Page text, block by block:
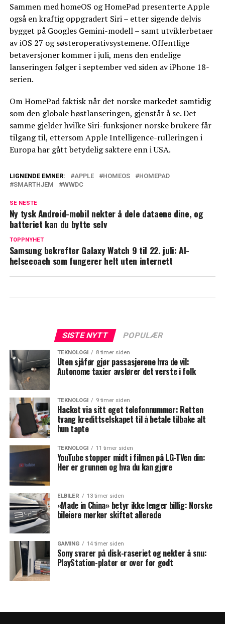
Sammen med homeOS og HomePad presenterte Apple
også en kraftig oppgradert Siri – etter sigende delvis
bygget på Googles Gemini-modell – samt utviklerbetaer
av iOS 27 og søsteroperativsystemene. Offentlige
betaversjoner kommer i juli, mens den endelige
lanseringen følger i september ved siden av iPhone 18-
serien.
Om HomePad faktisk når det norske markedet samtidig
som den globale høstlanseringen, gjenstår å se. Det
samme gjelder hvilke Siri-funksjoner norske brukere får
tilgang til, ettersom Apple Intelligence-rulleringen i
Europa har gått betydelig saktere enn i USA.
LIGNENDE EMNER: APPLE HOMEOS
HOMEPAD
SMARTHJEM
WWDC
SE NESTE
Ny tysk Android-mobil nekter å dele dataene dine, og
batteriet kan du bytte selv
TOPPNYHET
Samsung bekrefter Galaxy Watch 9 til 22. juli: AI-
helsecoach som fungerer helt uten internett
SISTE NYTT POPULÆR
TEKNOLOGI 8 timer siden
Uten sjåfør gjør passasjerene hva de vil:
Autonome taxier avslører det verste i folk
TEKNOLOGI 9 timer siden
Hacket via sitt eget telefonnummer: Retten
tvang kredittselskapet til å betale tilbake alt
hun tapte
TEKNOLOGI 11 timer siden
YouTube stopper midt i filmen på LG-TVen din:
Her er grunnen og hva du kan gjøre
ELBILER 13 timer siden
«Made in China» betyr ikke lenger billig: Norske
bileiere merker skiftet allerede
GAMING 14 timer siden
Sony svarer på disk-raseriet og nekter å snu:
PlayStation-plater er over for godt